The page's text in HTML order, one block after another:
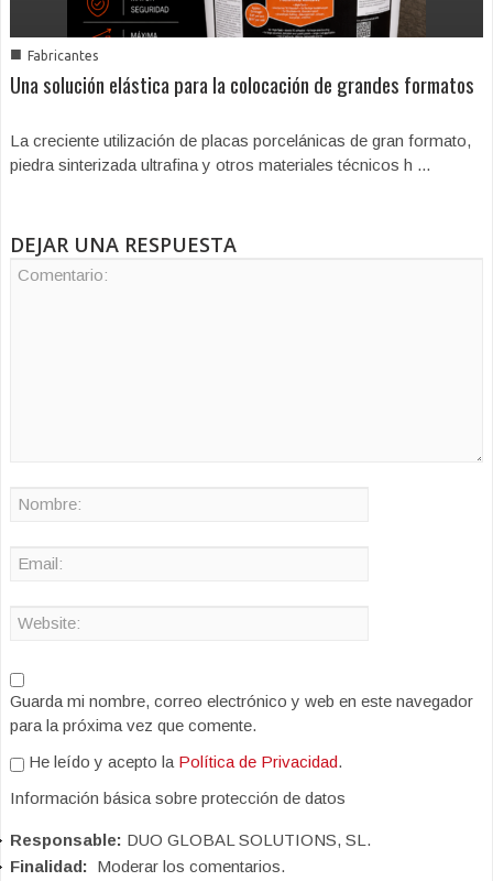
■ Fabricantes
Una solución elástica para la colocación de grandes formatos
La creciente utilización de placas porcelánicas de gran formato,
piedra sinterizada ultrafina y otros materiales técnicos h ...
DEJAR UNA RESPUESTA
Guarda mi nombre, correo electrónico y web en este navegador
para la próxima vez que comente.
He leído y acepto la Política de Privacidad.
Información básica sobre protección de datos
Responsable: DUO GLOBAL SOLUTIONS, SL.
Finalidad: Moderar los comentarios.